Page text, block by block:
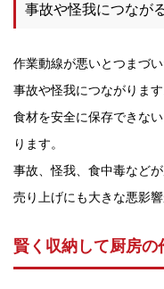
事故や怪我につなが
作業動線が悪いとつまづ
事故や怪我につながります
食材を安全に保存できな
ります。
事故、怪我、食中毒など
売り上げにも大きな悪影響
賢く収納して厨房の